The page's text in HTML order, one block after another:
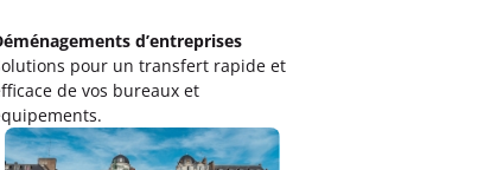
d’entreprises
pour un transfert rapide et
de vos bureaux et